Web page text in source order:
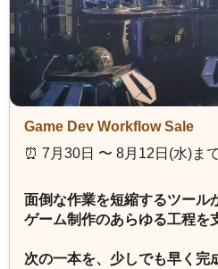
Game Dev Workflow Sale
⏰️ 7月30日 〜 8月12日(水)ま
面倒な作業を短縮するツール
ゲーム制作のあらゆる工程を
次の一本を、少しでも早く完